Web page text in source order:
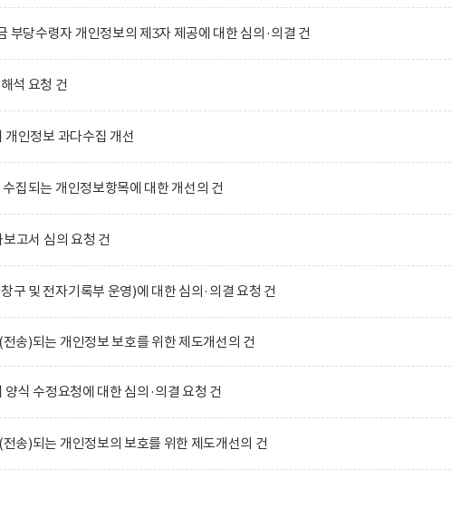
부당수령자 개인정보의 제3자 제공에 대한 심의·의결 건
석 요청 건
개인정보 과다수집 개선
집되는 개인정보항목에 대한 개선의 건
고서 심의 요청 건
구 및 전자기록부 운영)에 대한 심의·의결 요청 건
송)되는 개인정보 보호를 위한 제도개선의 건
양식 수정요청에 대한 심의·의결 요청 건
송)되는 개인정보의 보호를 위한 제도개선의 건